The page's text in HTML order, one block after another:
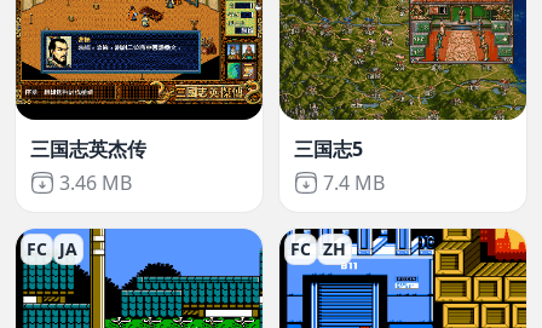
三国志英杰传
Not downloaded
3.46 MB
三国志5
Not downloaded
7.4 MB
FC JA FC ZH